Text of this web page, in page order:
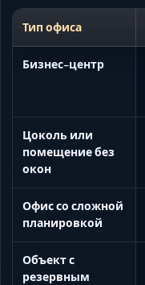
Тип офиса
Бизнес-центр
Цоколь или
помещение без
окон
Офис со сложной
планировкой
Объект с
резервным